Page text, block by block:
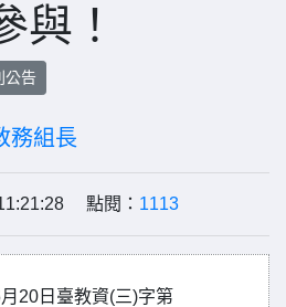
與！
公告
務組長
點閱： 1113
20日臺教資(三)字第